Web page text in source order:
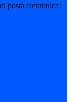
posta elettronica!